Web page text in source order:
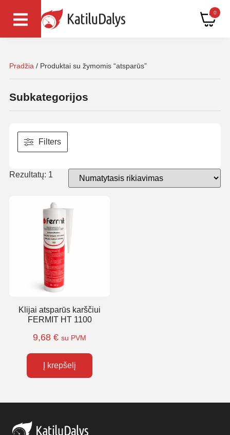
0
Pradžia / Produktai su žymomis “atsparūs”
Subkategorijos
Filters
Rezultatų: 1
Klijai atsparūs karščiui
FERMIT HT 1100
9,68 € su PVM
Į krepšelį